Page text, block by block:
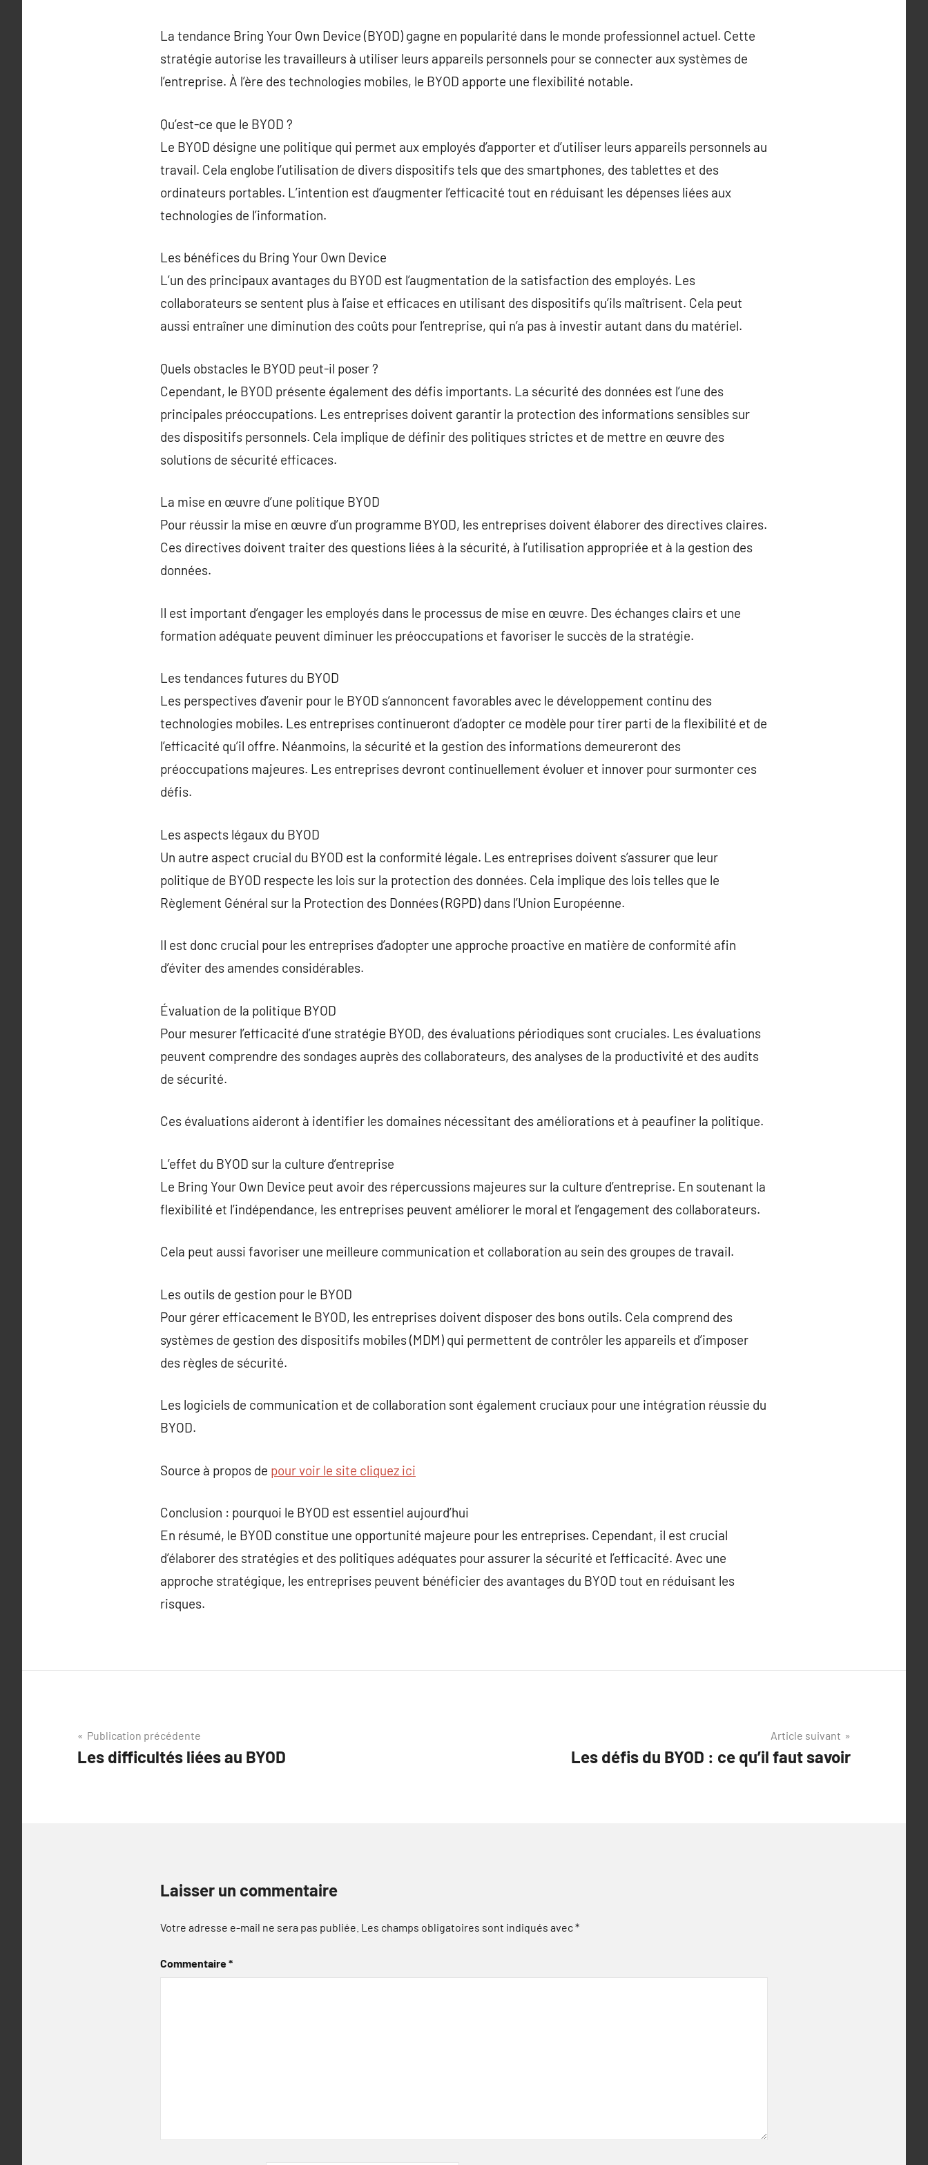
La tendance Bring Your Own Device (BYOD) gagne en popularité dans le monde professionnel actuel. Cette
stratégie autorise les travailleurs à utiliser leurs appareils personnels pour se connecter aux systèmes de
l’entreprise. À l’ère des technologies mobiles, le BYOD apporte une flexibilité notable.
Qu’est-ce que le BYOD ?
Le BYOD désigne une politique qui permet aux employés d’apporter et d’utiliser leurs appareils personnels au
travail. Cela englobe l’utilisation de divers dispositifs tels que des smartphones, des tablettes et des
ordinateurs portables. L’intention est d’augmenter l’efficacité tout en réduisant les dépenses liées aux
technologies de l’information.
Les bénéfices du Bring Your Own Device
L’un des principaux avantages du BYOD est l’augmentation de la satisfaction des employés. Les
collaborateurs se sentent plus à l’aise et efficaces en utilisant des dispositifs qu’ils maîtrisent. Cela peut
aussi entraîner une diminution des coûts pour l’entreprise, qui n’a pas à investir autant dans du matériel.
Quels obstacles le BYOD peut-il poser ?
Cependant, le BYOD présente également des défis importants. La sécurité des données est l’une des
principales préoccupations. Les entreprises doivent garantir la protection des informations sensibles sur
des dispositifs personnels. Cela implique de définir des politiques strictes et de mettre en œuvre des
solutions de sécurité efficaces.
La mise en œuvre d’une politique BYOD
Pour réussir la mise en œuvre d’un programme BYOD, les entreprises doivent élaborer des directives claires.
Ces directives doivent traiter des questions liées à la sécurité, à l’utilisation appropriée et à la gestion des
données.
Il est important d’engager les employés dans le processus de mise en œuvre. Des échanges clairs et une
formation adéquate peuvent diminuer les préoccupations et favoriser le succès de la stratégie.
Les tendances futures du BYOD
Les perspectives d’avenir pour le BYOD s’annoncent favorables avec le développement continu des
technologies mobiles. Les entreprises continueront d’adopter ce modèle pour tirer parti de la flexibilité et de
l’efficacité qu’il offre. Néanmoins, la sécurité et la gestion des informations demeureront des
préoccupations majeures. Les entreprises devront continuellement évoluer et innover pour surmonter ces
défis.
Les aspects légaux du BYOD
Un autre aspect crucial du BYOD est la conformité légale. Les entreprises doivent s’assurer que leur
politique de BYOD respecte les lois sur la protection des données. Cela implique des lois telles que le
Règlement Général sur la Protection des Données (RGPD) dans l’Union Européenne.
Il est donc crucial pour les entreprises d’adopter une approche proactive en matière de conformité afin
d’éviter des amendes considérables.
Évaluation de la politique BYOD
Pour mesurer l’efficacité d’une stratégie BYOD, des évaluations périodiques sont cruciales. Les évaluations
peuvent comprendre des sondages auprès des collaborateurs, des analyses de la productivité et des audits
de sécurité.
Ces évaluations aideront à identifier les domaines nécessitant des améliorations et à peaufiner la politique.
L’effet du BYOD sur la culture d’entreprise
Le Bring Your Own Device peut avoir des répercussions majeures sur la culture d’entreprise. En soutenant la
flexibilité et l’indépendance, les entreprises peuvent améliorer le moral et l’engagement des collaborateurs.
Cela peut aussi favoriser une meilleure communication et collaboration au sein des groupes de travail.
Les outils de gestion pour le BYOD
Pour gérer efficacement le BYOD, les entreprises doivent disposer des bons outils. Cela comprend des
systèmes de gestion des dispositifs mobiles (MDM) qui permettent de contrôler les appareils et d’imposer
des règles de sécurité.
Les logiciels de communication et de collaboration sont également cruciaux pour une intégration réussie du
BYOD.
Source à propos de pour voir le site cliquez ici
Conclusion : pourquoi le BYOD est essentiel aujourd’hui
En résumé, le BYOD constitue une opportunité majeure pour les entreprises. Cependant, il est crucial
d’élaborer des stratégies et des politiques adéquates pour assurer la sécurité et l’efficacité. Avec une
approche stratégique, les entreprises peuvent bénéficier des avantages du BYOD tout en réduisant les
risques.
Navigation
de
Publication précédente
Les difficultés liées au BYOD
Article suivant
Les défis du BYOD : ce qu’il faut savoir
Laisser un commentaire
Votre adresse e-mail ne sera pas publiée. Les champs obligatoires sont indiqués avec*
Commentaire*